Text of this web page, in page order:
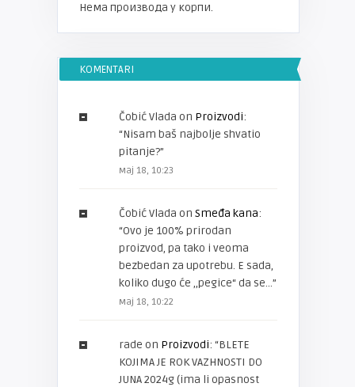
Нема производа у корпи.
KOMENTARI
Čobić Vlada on Proizvodi:
“Nisam baš najbolje shvatio
pitanje?”
мај 18, 10:23
Čobić Vlada on Smeđa kana:
“Ovo je 100% prirodan
proizvod, pa tako i veoma
bezbedan za upotrebu. E sada,
koliko dugo će ,,pegice“ da se…”
мај 18, 10:22
rade on Proizvodi: “BLETE
KOJIMA JE ROK VAZHNOSTI DO
JUNA 2024g (ima li opasnost